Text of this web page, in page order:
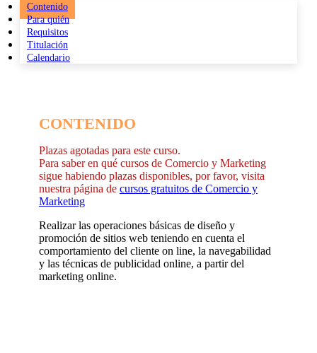
Contenido
Para quién
Requisitos
Titulación
Calendario
CONTENIDO
Plazas agotadas para este curso.
Para saber en qué cursos de Comercio y Marketing
sigue habiendo plazas disponibles, por favor, visita
nuestra página de cursos gratuitos de Comercio y
Marketing
Realizar las operaciones básicas de diseño y
promoción de sitios web teniendo en cuenta el
comportamiento del cliente on line, la navegabilidad
y las técnicas de publicidad online, a partir del
marketing online.